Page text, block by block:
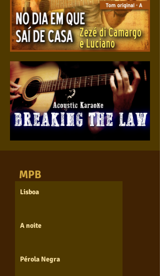
No dia em que saí de casa
MPB
Lisboa
A noite
Pérola Negra